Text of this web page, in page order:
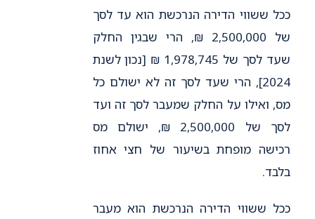
ככל ששווי הדירה הנרכשת הוא עד לסך
של 2,500,000 ₪, הרי שבגין החלק
שעד לסך של 1,978,745 ₪ [נכון לשנת
2024], הרי שעד לסך זה לא ישולם כל
מס, ואילו על החלק שמעבר לסך זה ועד
לסך של 2,500,000 ₪, ישולם מס
רכישה מופחת בשיעור של חצי אחוז
בלבד.
ככל ששווי הדירה הנרכשת הוא מעבר